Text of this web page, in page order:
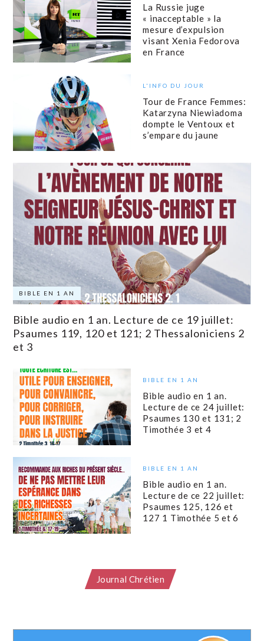
La Russie juge
« inacceptable » la
mesure d’expulsion
visant Xenia Fedorova
en France
L'INFO DU JOUR
Tour de France Femmes:
Katarzyna Niewiadoma
dompte le Ventoux et
s’empare du jaune
BIBLE EN 1 AN
Bible audio en 1 an. Lecture de ce 19 juillet:
Psaumes 119, 120 et 121; 2 Thessaloniciens 2
et 3
BIBLE EN 1 AN
Bible audio en 1 an.
Lecture de ce 24 juillet:
Psaumes 130 et 131; 2
Timothée 3 et 4
BIBLE EN 1 AN
Bible audio en 1 an.
Lecture de ce 22 juillet:
Psaumes 125, 126 et
127 1 Timothée 5 et 6
Journal Chrétien